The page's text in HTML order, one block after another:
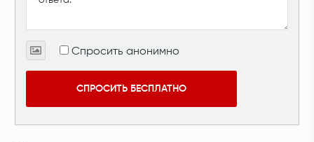
Спросить анонимно
СПРОСИТЬ БЕСПЛАТНО